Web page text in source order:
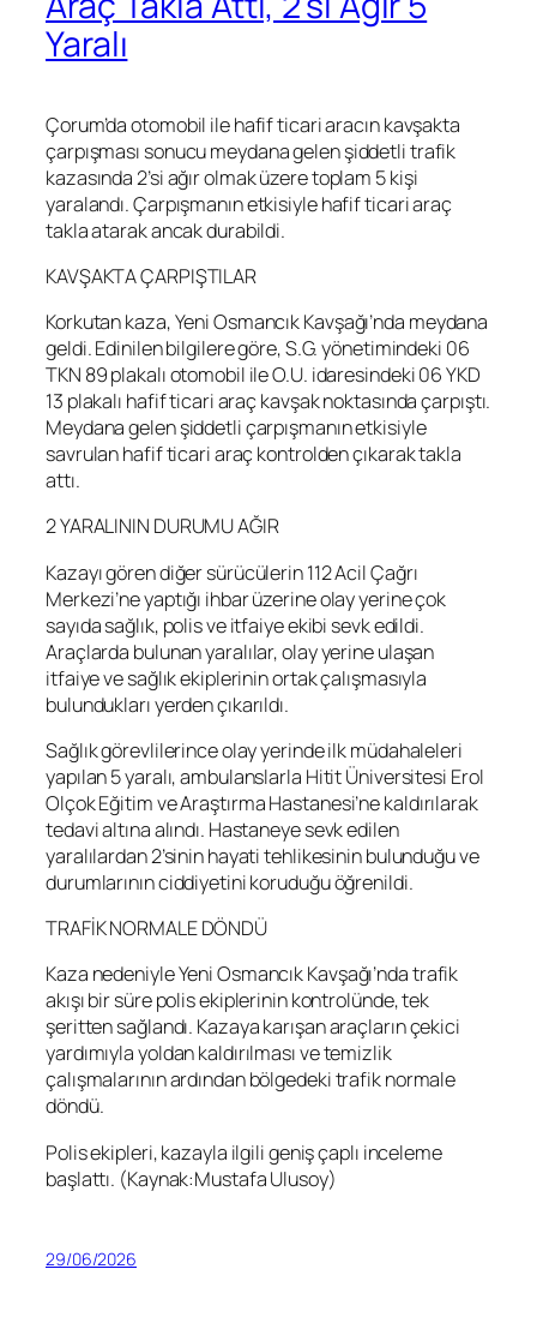
Yaralı
Çorum’da otomobil ile hafif ticari aracın kavşakta
çarpışması sonucu meydana gelen şiddetli trafik
kazasında 2’si ağır olmak üzere toplam 5 kişi
yaralandı. Çarpışmanın etkisiyle hafif ticari araç
takla atarak ancak durabildi.
KAVŞAKTA ÇARPIŞTILAR
Korkutan kaza, Yeni Osmancık Kavşağı’nda meydana
geldi. Edinilen bilgilere göre, S.G. yönetimindeki 06
TKN 89 plakalı otomobil ile O.U. idaresindeki 06 YKD
13 plakalı hafif ticari araç kavşak noktasında çarpıştı.
Meydana gelen şiddetli çarpışmanın etkisiyle
savrulan hafif ticari araç kontrolden çıkarak takla
attı.
2 YARALININ DURUMU AĞIR
Kazayı gören diğer sürücülerin 112 Acil Çağrı
Merkezi’ne yaptığı ihbar üzerine olay yerine çok
sayıda sağlık, polis ve itfaiye ekibi sevk edildi.
Araçlarda bulunan yaralılar, olay yerine ulaşan
itfaiye ve sağlık ekiplerinin ortak çalışmasıyla
bulundukları yerden çıkarıldı.
Sağlık görevlilerince olay yerinde ilk müdahaleleri
yapılan 5 yaralı, ambulanslarla Hitit Üniversitesi Erol
Olçok Eğitim ve Araştırma Hastanesi’ne kaldırılarak
tedavi altına alındı. Hastaneye sevk edilen
yaralılardan 2’sinin hayati tehlikesinin bulunduğu ve
durumlarının ciddiyetini koruduğu öğrenildi.
TRAFİK NORMALE DÖNDÜ
Kaza nedeniyle Yeni Osmancık Kavşağı’nda trafik
akışı bir süre polis ekiplerinin kontrolünde, tek
şeritten sağlandı. Kazaya karışan araçların çekici
yardımıyla yoldan kaldırılması ve temizlik
çalışmalarının ardından bölgedeki trafik normale
döndü.
Polis ekipleri, kazayla ilgili geniş çaplı inceleme
başlattı. (Kaynak:Mustafa Ulusoy)
29/06/2026